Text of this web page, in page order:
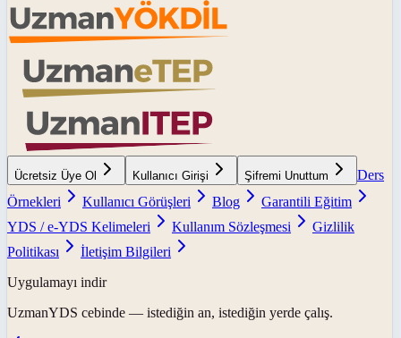
Ücretsiz Üye Ol Kullanıcı Girişi Şifremi Unuttum
Ders
Örnekleri
Kullanıcı Görüşleri Blog
Garantili Eğitim
YDS / e-YDS Kelimeleri
Kullanım Sözleşmesi
Gizlilik
Politikası
İletişim Bilgileri
Uygulamayı indir
UzmanYDS cebinde — istediğin an, istediğin yerde çalış.